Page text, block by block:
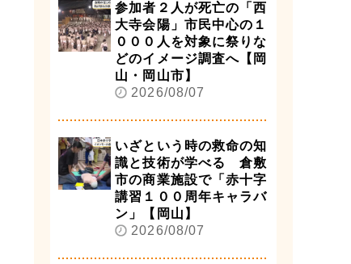
参加者２人が死亡の「西
大寺会陽」市民中心の１
０００人を対象に祭りな
どのイメージ調査へ【岡
山・岡山市】
2026/08/07
いざという時の救命の知
識と技術が学べる 倉敷
市の商業施設で「赤十字
講習１００周年キャラバ
ン」【岡山】
2026/08/07